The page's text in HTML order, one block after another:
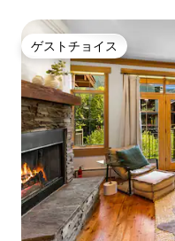
ゲストチョイス
ゲストチョイス